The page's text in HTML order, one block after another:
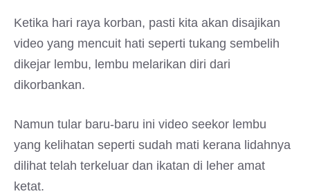
Ketika hari raya korban, pasti kita akan disajikan
video yang mencuit hati seperti tukang sembelih
dikejar lembu, lembu melarikan diri dari
dikorbankan.
Namun tular baru-baru ini video seekor lembu
yang kelihatan seperti sudah mati kerana lidahnya
dilihat telah terkeluar dan ikatan di leher amat
ketat.